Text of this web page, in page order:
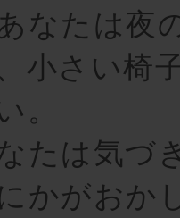
なたは夜
小さい椅
。
たは気づ
かがおか